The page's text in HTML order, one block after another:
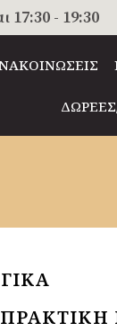
17:30 - 19:30